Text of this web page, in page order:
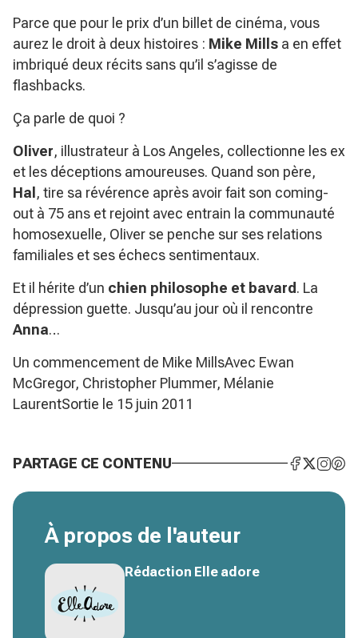
Parce que pour le prix d’un billet de cinéma, vous
aurez le droit à deux histoires : Mike Mills a en effet
imbriqué deux récits sans qu’il s’agisse de
flashbacks.
Ça parle de quoi ?
Oliver, illustrateur à Los Angeles, collectionne les ex
et les déceptions amoureuses. Quand son père,
Hal , tire sa révérence après avoir fait son coming-
out à 75 ans et rejoint avec entrain la communauté
homosexuelle, Oliver se penche sur ses relations
familiales et ses échecs sentimentaux.
Et il hérite d’un chien philosophe et bavard. La
dépression guette. Jusqu’au jour où il rencontre
Anna…
Un commencement de Mike MillsAvec Ewan
McGregor, Christopher Plummer, Mélanie
LaurentSortie le 15 juin 2011
PARTAGE CE CONTENU
À propos de l'auteur
Rédaction Elle adore